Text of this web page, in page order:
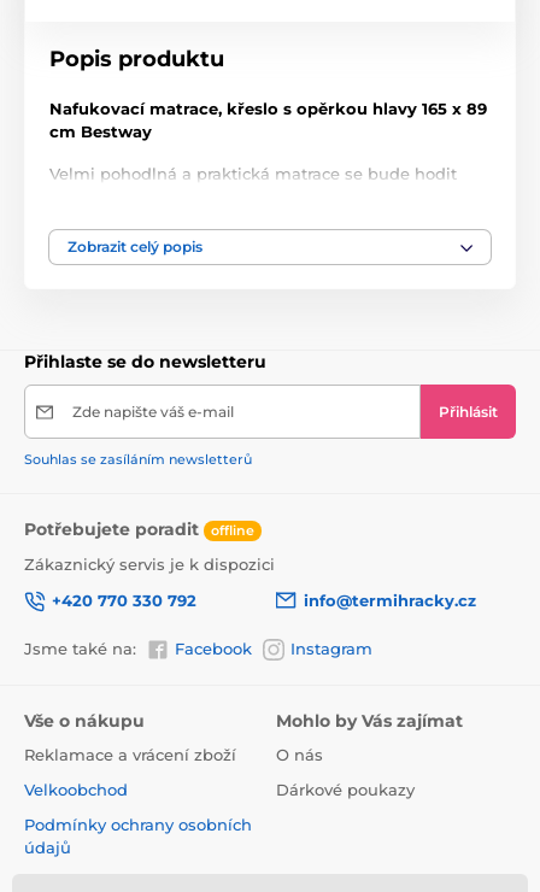
Popis produktu
Nafukovací matrace, křeslo s opěrkou hlavy 165 x 89
cm Bestway
Velmi pohodlná a praktická matrace se bude hodit
jako plavecké křeslo. Další výhodou, která vám zajistí
pohodlí a relaxaci, jsou područky a nafukovací zádová
Technická data:
- pohodlná nafukovací zádová a loketní opěrka
- nafukovací opěrka hlavy
- PVC materiál
- maximální nosnost 90 kg
Váha:
Velikost balení:
Zobrazit celý popis
Přihlaste se do newsletteru
Zde napište váš e-mail Přihlásit
Souhlas se zasíláním newsletterů
Potřebujete poradit offline
Zákaznický servis je k dispozici
+420 770 330 792
info@termihracky.cz
Jsme také na: Facebook Instagram
Vše o nákupu
Reklamace a vrácení zboží
Velkoobchod
Podmínky ochrany osobních
údajů
Mohlo by Vás zajímat
O nás
Dárkové poukazy